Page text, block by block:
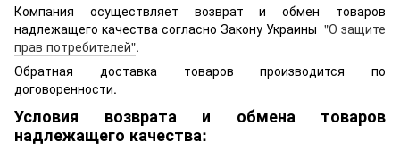
Компания осуществляет возврат и обмен товаров
надлежащего качества согласно Закону Украины "О защите
прав потребителей".
Обратная доставка товаров производится по
договоренности.
Условия возврата и обмена товаров
надлежащего качества: